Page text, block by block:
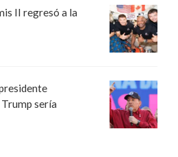
II regresó a la
sería